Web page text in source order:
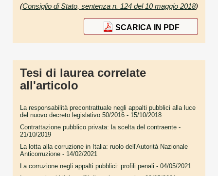
(Consiglio di Stato, sentenza n. 124 del 10 maggio 2018)
SCARICA IN PDF
Tesi di laurea correlate
all'articolo
La responsabilità precontrattuale negli appalti pubblici alla luce
del nuovo decreto legislativo 50/2016 - 15/10/2018
Contrattazione pubblico privata: la scelta del contraente -
21/10/2019
La lotta alla corruzione in Italia: ruolo dell'Autorità Nazionale
Anticorruzione - 14/02/2021
La corruzione negli appalti pubblici: profili penali - 04/05/2021